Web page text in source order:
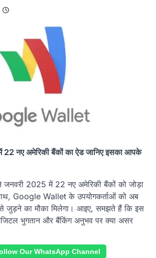
नए अमेरिकी बैंकों का ऐड जानिए इसका आपके
2025 में 22 नए अमेरिकी बैंकों को जोड़ा
Google Wallet के उपयोगकर्ताओं को अब
जुड़ने का मौका मिलेगा। आइए, समझते हैं कि इस
भुगतान और बैंकिंग अनुभव पर क्या असर
Our WhatsApp Channel